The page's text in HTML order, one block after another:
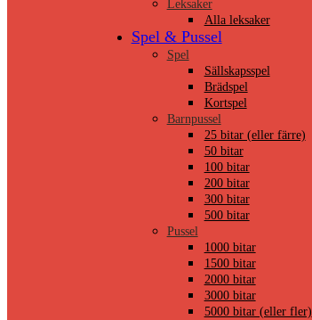
Leksaker
Alla leksaker
Spel & Pussel
Spel
Sällskapsspel
Brädspel
Kortspel
Barnpussel
25 bitar (eller färre)
50 bitar
100 bitar
200 bitar
300 bitar
500 bitar
Pussel
1000 bitar
1500 bitar
2000 bitar
3000 bitar
5000 bitar (eller fler)